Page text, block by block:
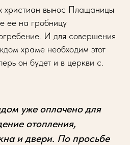
христиан вынос Плащаницы
ее на гробницу
И для совершения
храме необходим этот
он будет и в церкви с.
уже оплачено для
отопления,
и двери. По просьбе